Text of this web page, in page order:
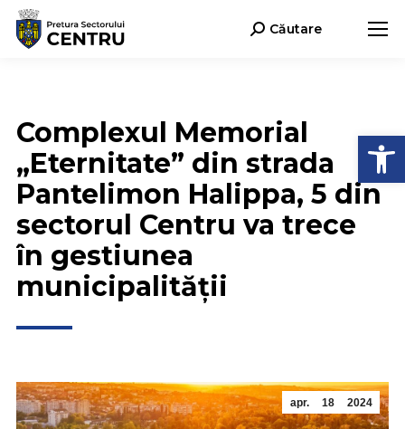
Search:Căutare
Complexul Memorial
„Eternitate” din strada
Pantelimon Halippa, 5 din
sectorul Centru va trece
în gestiunea
municipalității
apr. 18 2024